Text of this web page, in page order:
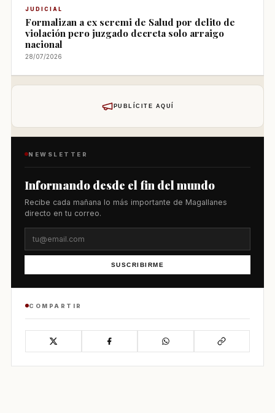
JUDICIAL
Formalizan a ex seremi de Salud por delito de
violación pero juzgado decreta solo arraigo
nacional
28/07/2026
PUBLÍCITE AQUÍ
NEWSLETTER
Informando desde el fin del mundo
Recibe cada mañana lo más importante de Magallanes
directo en tu correo.
SUSCRIBIRME
COMPARTIR